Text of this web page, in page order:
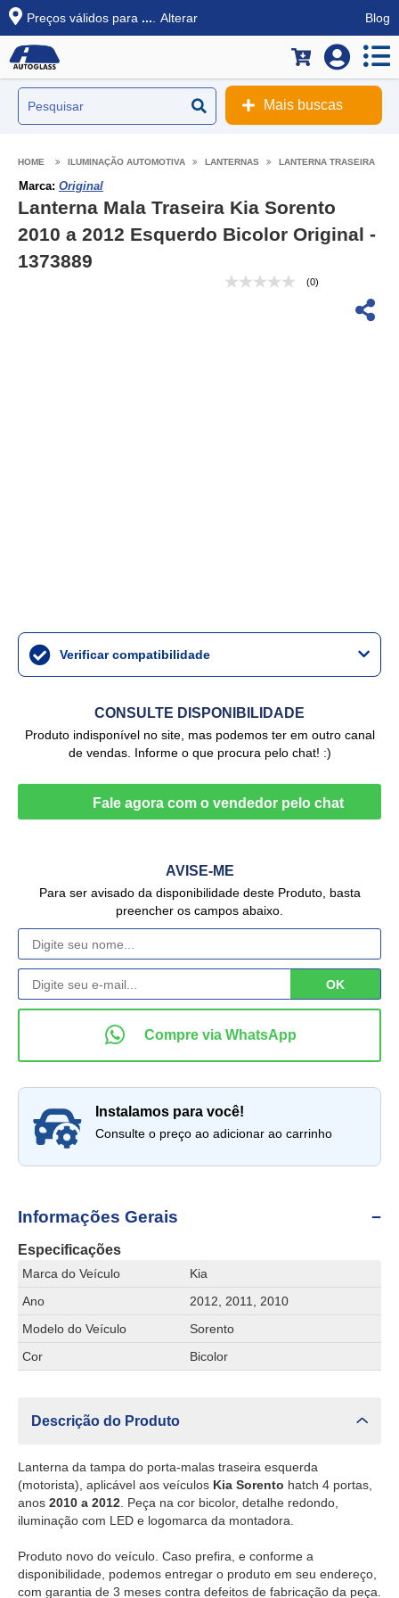
Preços válidos para ... Alterar Blog
Mais buscas
ILUMINAÇÃO AUTOMOTIVA LANTERNAS LANTERNA TRASEIRA
Marca: Original
Lanterna Mala Traseira Kia Sorento
2010 a 2012 Esquerdo Bicolor Original -
1373889
(0)
Verificar compatibilidade
CONSULTE DISPONIBILIDADE
Produto indisponível no site, mas podemos ter em outro canal
de vendas. Informe o que procura pelo chat! :)
AVISE-ME
Para ser avisado da disponibilidade deste Produto, basta
preencher os campos abaixo.
instalamos para você!
Consulte o preço ao adicionar ao carrinho
Informações Gerais
Especificações
Marca do Veículo
Kia
Ano
2012, 2011, 2010
Modelo do Veículo
Sorento
Cor
Bicolor
Descrição do Produto
Lanterna da tampa do porta-malas traseira esquerda
(motorista), aplicável aos veículos Kia Sorento hatch 4 portas,
anos 2010 a 2012 . Peça na cor bicolor, detalhe redondo,
iluminação com LED e logomarca da montadora.
Produto novo do veículo. Caso prefira, e conforme a
disponibilidade, podemos entregar o produto em seu endereço,
com garantia de 3 meses contra defeitos de fabricação da peça.